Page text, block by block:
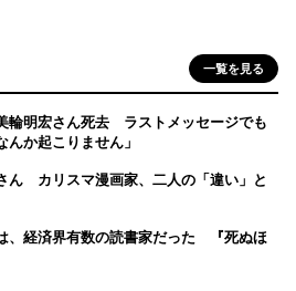
一覧を見る
輪明宏さん死去 ラストメッセージでも
か起こりません」
ん カリスマ漫画家、二人の「違い」と
、経済界有数の読書家だった 『死ぬほ